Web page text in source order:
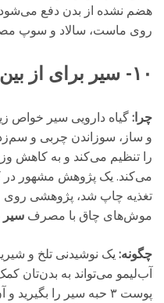
هضم نشده از بدن دفع می‌شود.
روی ماست، سالاد و سوپ
۱۰- سیر برای از بین بردن چربی
چرا: گیاه دارویی سیر خواص
و ساز، سوزاندن چربی و
را تنظیم می‌کند و به کاهش
تغذیه چاپ شد، پژوهشی
موش‌های چاق با مصرف سیر
چگونه:یک نوشیدنی تلخ و
آب‌لیمو می‌تواند به بدن‌تان